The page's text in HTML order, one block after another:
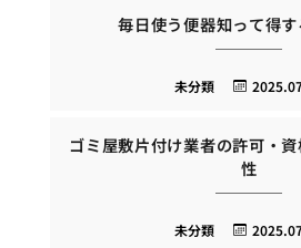
毎日使う便器知って得
未分類
ゴミ屋敷片付け業者の許可・
性
未分類